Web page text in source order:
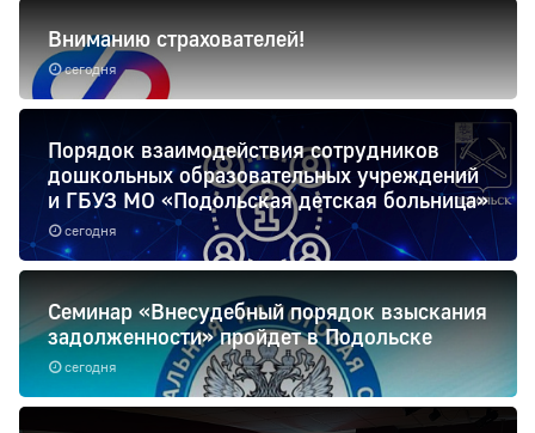
сегодня
Вниманию страхователей!
сегодня
Порядок взаимодействия сотрудников
дошкольных образовательных учреждений
и ГБУЗ МО «Подольская детская больница»
сегодня
Семинар «Внесудебный порядок взыскания
задолженности» пройдет в Подольске